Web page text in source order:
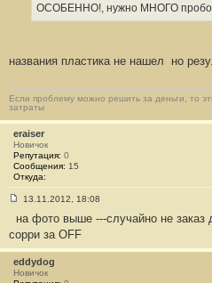
ОСОБЕННО!, нужно МНОГО
названия пластика не нашел но
Если проблему можно решить за деньги, то
затраты
eraiser
Новичок
Репутация: 0
Сообщения: 15
Откуда:
о
б
щ
е
н
13.11.2012, 18:08
на фото выше ---случайно не заказ
сорри за OFF
eddydog
Новичок